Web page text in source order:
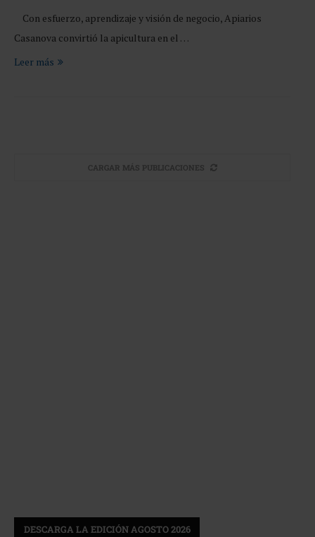
Con esfuerzo, aprendizaje y visión de negocio, Apiarios
Casanova convirtió la apicultura en el …
Leer más
CARGAR MÁS PUBLICACIONES
DESCARGA LA EDICIÓN AGOSTO 2026